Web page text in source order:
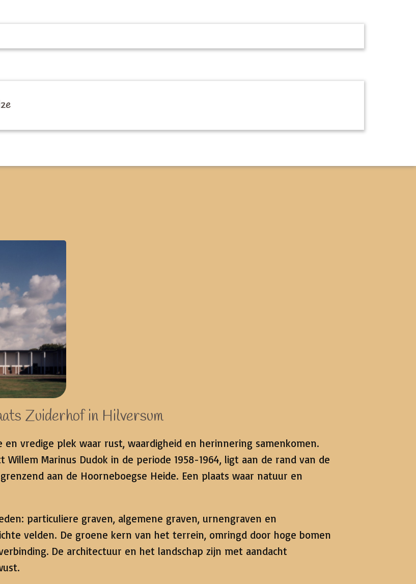
Zuiderhof in Hilversum
en vredige plek waar rust, waardigheid en herinnering samenkomen.
Marinus Dudok in de periode 1958-1964, ligt aan de rand van de
aan de Hoorneboegse Heide. Een plaats waar natuur en
particuliere graven, algemene graven, urnengraven en
velden. De groene kern van het terrein, omringd door hoge bomen
De architectuur en het landschap zijn met aandacht